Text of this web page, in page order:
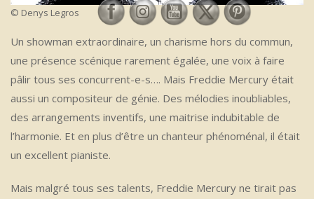
© Denys Legros
Un showman extraordinaire, un charisme hors du commun,
une présence scénique rarement égalée, une voix à faire
pâlir tous ses concurrent-e-s…. Mais Freddie Mercury était
aussi un compositeur de génie. Des mélodies inoubliables,
des arrangements inventifs, une maitrise indubitable de
l’harmonie. Et en plus d’être un chanteur phénoménal, il était
un excellent pianiste.
Mais malgré tous ses talents, Freddie Mercury ne tirait pas